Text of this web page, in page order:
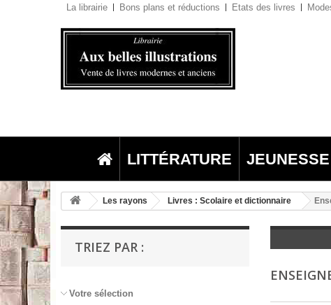
La librairie Bons plans et réductions Etats des livres
LITTÉRATURE JEUNESSE
Les rayons Livres : Scolaire et dictionnaire
TRIEZ PAR :
Votre sélection